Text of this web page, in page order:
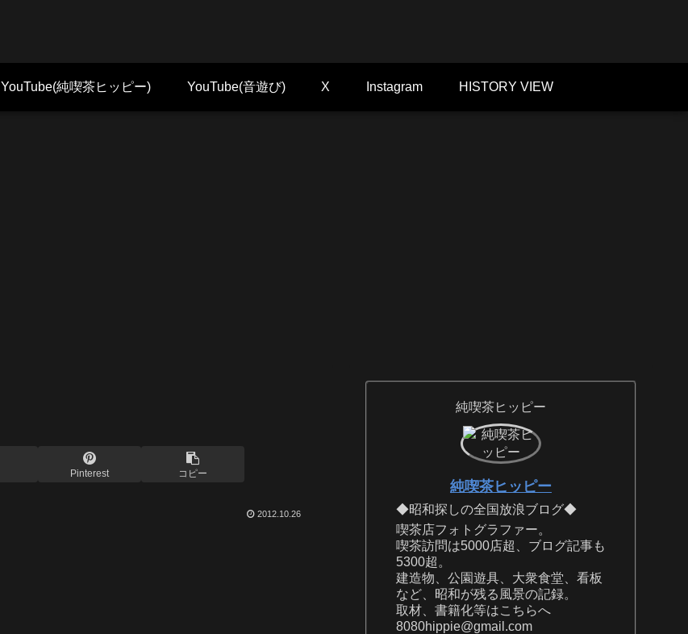
YouTube(純喫茶ヒッピー) YouTube(音遊び) X Instagram HISTORY VIEW
Pinterest コピー
2012.10.26
純喫茶ヒッピー
純喫茶ヒッピー
◆昭和探しの全国放浪ブログ◆
喫茶店フォトグラファー。
喫茶訪問は5000店超、ブログ記事も
5300超。
建造物、公園遊具、大衆食堂、看板
など、昭和が残る風景の記録。
取材、書籍化等はこちらへ
8080hippie@gmail.com